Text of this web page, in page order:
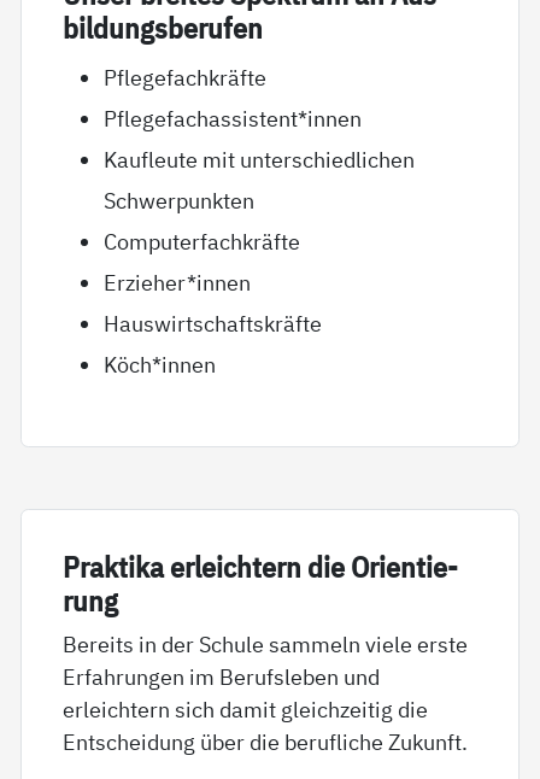
bil­dungs­be­ru­fen
Pflegefachkräfte
Pflegefachassistent*innen
Kaufleute mit unterschiedlichen
Schwerpunkten
Computerfachkräfte
Erzieher*innen
Hauswirtschaftskräfte
Köch*innen
Prak­ti­ka er­leich­tern die Ori­en­tie­
rung
Bereits in der Schule sammeln viele erste
Erfahrungen im Berufsleben und
erleichtern sich damit gleichzeitig die
Entscheidung über die berufliche Zukunft.